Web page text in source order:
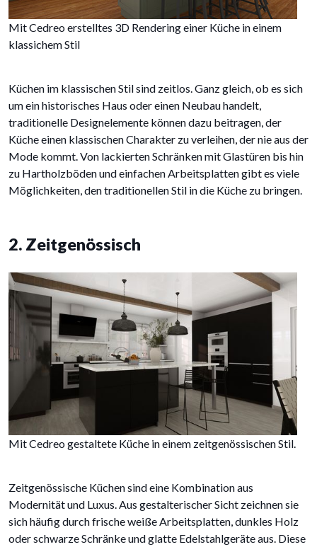
Mit Cedreo erstelltes 3D Rendering einer Küche in einem
klassichem Stil
Küchen im klassischen Stil sind zeitlos. Ganz gleich, ob es sich
um ein historisches Haus oder einen Neubau handelt,
traditionelle Designelemente können dazu beitragen, der
Küche einen klassischen Charakter zu verleihen, der nie aus der
Mode kommt. Von lackierten Schränken mit Glastüren bis hin
zu Hartholzböden und einfachen Arbeitsplatten gibt es viele
Möglichkeiten, den traditionellen Stil in die Küche zu bringen.
2. Zeitgenössisch
Mit Cedreo gestaltete Küche in einem zeitgenössischen Stil.
Zeitgenössische Küchen sind eine Kombination aus
Modernität und Luxus. Aus gestalterischer Sicht zeichnen sie
sich häufig durch frische weiße Arbeitsplatten, dunkles Holz
oder schwarze Schränke und glatte Edelstahlgeräte aus. Diese